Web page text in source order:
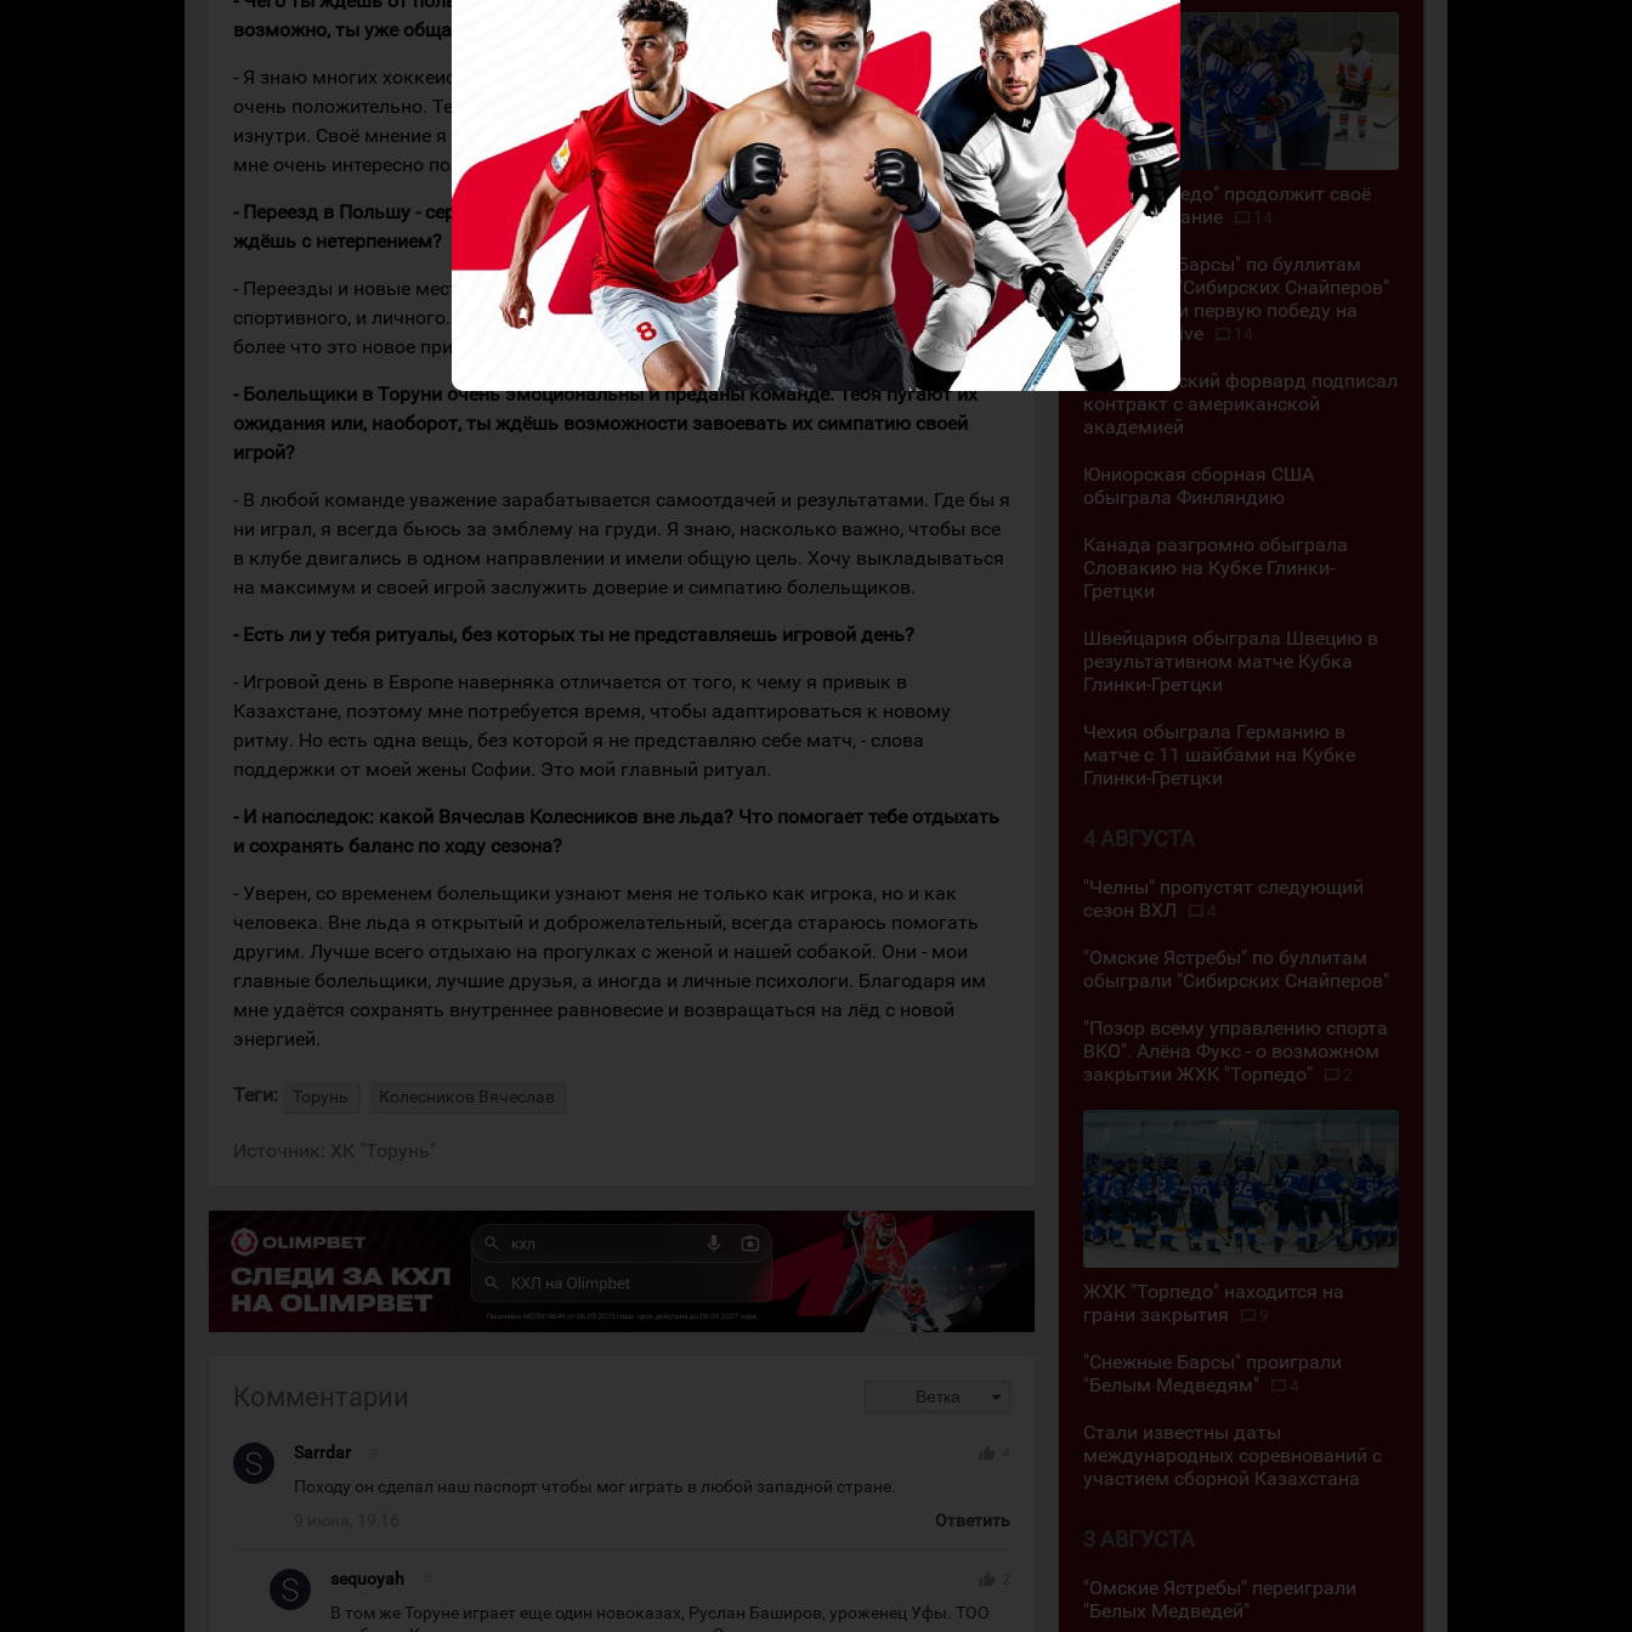
возможно, ты уже общался с игроками или тренерами, работавшими в Польше?
- Я знаю многих хоккеистов, которые играли в Польше, и все отзывались о лиге
очень положительно. Теперь пришло время самому увидеть польский хоккей
изнутри. Своё мнение я смогу сформировать только после сезона, но уже сейчас
мне очень интересно получить этот опыт.
- Переезд в Польшу - серьёзная перемена. Чего ты опасаешься больше всего, а чего
ждёшь с нетерпением?
- Переезды и новые места меня не пугают. Я воспринимаю их как часть развития
спортивного, и личного. Особых опасений перед приездом в Польшу у меня нет, тем
более что это новое приключение я начинаю вместе с семьёй.
- Болельщики в Торуни очень эмоциональны и преданы команде. Тебя пугают их
ожидания или, наоборот, ты ждёшь возможности завоевать их симпатию своей
игрой?
- В любой команде уважение зарабатывается самоотдачей и результатами. Где бы я
ни играл, я всегда бьюсь за эмблему на груди. Я знаю, насколько важно, чтобы все
в клубе двигались в одном направлении и имели общую цель. Хочу выкладываться
на максимум и своей игрой заслужить доверие и симпатию болельщиков.
- Есть ли у тебя ритуалы, без которых ты не представляешь игровой день?
- Игровой день в Европе наверняка отличается от того, к чему я привык в
Казахстане, поэтому мне потребуется время, чтобы адаптироваться к новому
ритму. Но есть одна вещь, без которой я не представляю себе матч, - слова
поддержки от моей жены Софии. Это мой главный ритуал.
- И напоследок: какой Вячеслав Колесников вне льда? Что помогает тебе отдыхать
и сохранять баланс по ходу сезона?
- Уверен, со временем болельщики узнают меня не только как игрока, но и как
человека. Вне льда я открытый и доброжелательный, всегда стараюсь помогать
другим. Лучше всего отдыхаю на прогулках с женой и нашей собакой. Они - мои
главные болельщики, лучшие друзья, а иногда и личные психологи. Благодаря им
мне удаётся сохранять внутреннее равновесие и возвращаться на лёд с новой
энергией.
Теги: Торунь Колесников Вячеслав
Источник: ХК "Торунь"
Комментарии Ветка arrow_drop_down
Sarrdar
Походу он сделал наш паспорт чтобы мог играть в любой западной стране.
Ответить
sequoyah
В том же Торуне играет еще один новоказах, Руслан Баширов, уроженец Уфы. ТОО
ЖХК "Торпедо" продолжит своё
существование
14
"Снежные Барсы" по буллитам
обыграли "Сибирских Снайперов"
и одержали первую победу на
Кубке G-Drive
14
Казахстанский форвард подписал
контракт с американской
академией
Юниорская сборная США
обыграла Финляндию
Канада разгромно обыграла
Словакию на Кубке Глинки-
Гретцки
Швейцария обыграла Швецию в
результативном матче Кубка
Глинки-Гретцки
Чехия обыграла Германию в
матче с 11 шайбами на Кубке
Глинки-Гретцки
4 АВГУСТА
"Челны" пропустят следующий
сезон ВХЛ
4
"Омские Ястребы" по буллитам
обыграли "Сибирских Снайперов"
"Позор всему управлению спорта
ВКО". Алёна Фукс - о возможном
закрытии ЖХК "Торпедо"
2
ЖХК "Торпедо" находится на
грани закрытия
9
"Снежные Барсы" проиграли
"Белым Медведям"
4
Стали известны даты
международных соревнований с
участием сборной Казахстана
3 АВГУСТА
"Омские Ястребы" переиграли
"Белых Медведей"